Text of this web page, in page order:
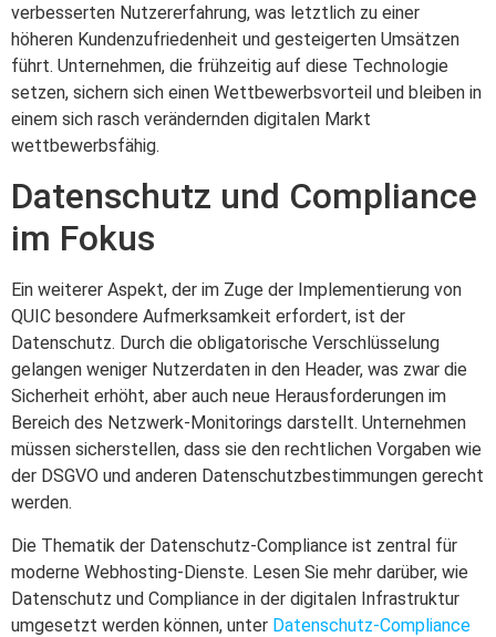
verbesserten Nutzererfahrung, was letztlich zu einer
höheren Kundenzufriedenheit und gesteigerten Umsätzen
führt. Unternehmen, die frühzeitig auf diese Technologie
setzen, sichern sich einen Wettbewerbsvorteil und bleiben in
einem sich rasch verändernden digitalen Markt
wettbewerbsfähig.
Datenschutz und Compliance
im Fokus
Ein weiterer Aspekt, der im Zuge der Implementierung von
QUIC besondere Aufmerksamkeit erfordert, ist der
Datenschutz. Durch die obligatorische Verschlüsselung
gelangen weniger Nutzerdaten in den Header, was zwar die
Sicherheit erhöht, aber auch neue Herausforderungen im
Bereich des Netzwerk-Monitorings darstellt. Unternehmen
müssen sicherstellen, dass sie den rechtlichen Vorgaben wie
der DSGVO und anderen Datenschutzbestimmungen gerecht
werden.
Die Thematik der Datenschutz-Compliance ist zentral für
moderne Webhosting-Dienste. Lesen Sie mehr darüber, wie
Datenschutz und Compliance in der digitalen Infrastruktur
umgesetzt werden können, unter Datenschutz-Compliance